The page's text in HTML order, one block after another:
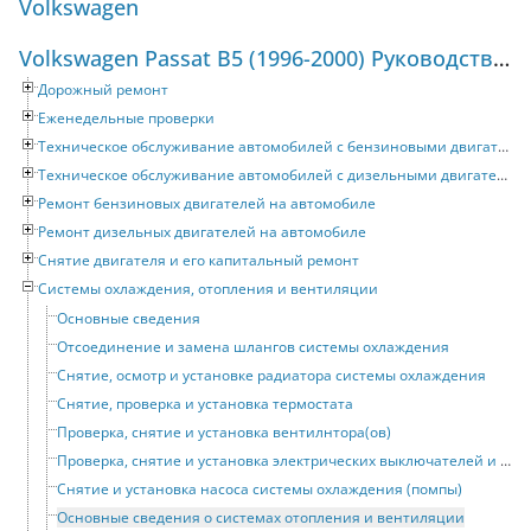
Volkswagen
Volkswagen Passat B5 (1996-2000) Руководство по ремонту и техническому обслуживанию
Дорожный ремонт
Еженедельные проверки
Техническое обслуживание автомобилей с бензиновыми двигателями
Техническое обслуживание автомобилей с дизельными двигателями
Ремонт бензиновых двигателей на автомобиле
Ремонт дизельных двигателей на автомобиле
Снятие двигателя и его капитальный ремонт
Системы охлаждения, отопления и вентиляции
Основные сведения
Отсоединение и замена шлангов системы охлаждения
Снятие, осмотр и установке радиатора системы охлаждения
Снятие, проверка и установка термостата
Проверка, снятие и установка вентилнтора(ов)
Проверка, снятие и установка электрических выключателей и датчиков системы охлаждения
Снятие и установка насоса системы охлаждения (помпы)
Основные сведения о системах отопления и вентиляции